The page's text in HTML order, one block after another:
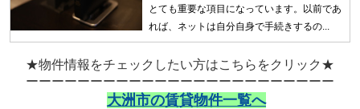
とても重要な項目になっています。以前であ
れば、ネットは自分自身で手続きするの...
★物件情報をチェックしたい方はこちらをクリック★
ーーーーーーーーーーーーーーーーーーーーーーーー
大洲市の賃貸物件一覧へ